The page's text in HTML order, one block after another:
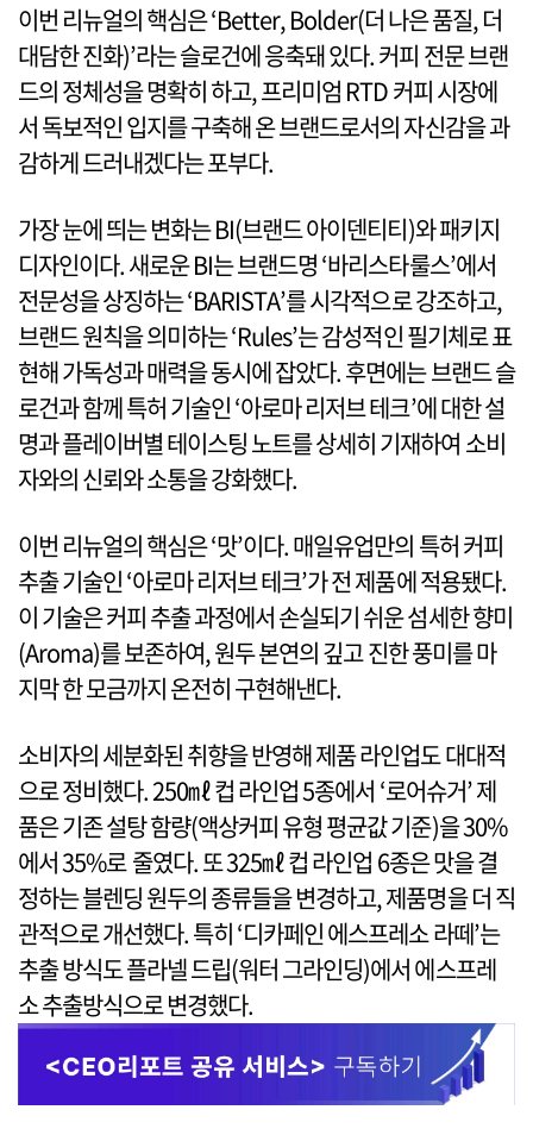
이번 리뉴얼의 핵심은 ‘Better, Bolder(더 나은 품질, 더
대담한 진화)’라는 슬로건에 응축돼 있다. 커피 전문 브랜
드의 정체성을 명확히 하고, 프리미엄 RTD 커피 시장에
서 독보적인 입지를 구축해 온 브랜드로서의 자신감을 과
감하게 드러내겠다는 포부다.
가장 눈에 띄는 변화는 BI(브랜드 아이덴티티)와 패키지
디자인이다. 새로운 BI는 브랜드명 ‘바리스타룰스’에서
전문성을 상징하는 ‘BARISTA’를 시각적으로 강조하고,
브랜드 원칙을 의미하는 ‘Rules’는 감성적인 필기체로 표
현해 가독성과 매력을 동시에 잡았다. 후면에는 브랜드 슬
로건과 함께 특허 기술인 ‘아로마 리저브 테크’에 대한 설
명과 플레이버별 테이스팅 노트를 상세히 기재하여 소비
자와의 신뢰와 소통을 강화했다.
이번 리뉴얼의 핵심은 ‘맛’이다. 매일유업만의 특허 커피
추출 기술인 ‘아로마 리저브 테크’가 전 제품에 적용됐다.
이 기술은 커피 추출 과정에서 손실되기 쉬운 섬세한 향미
(Aroma)를 보존하여, 원두 본연의 깊고 진한 풍미를 마
지막 한 모금까지 온전히 구현해낸다.
소비자의 세분화된 취향을 반영해 제품 라인업도 대대적
으로 정비했다. 250㎖ 컵 라인업 5종에서 ‘로어슈거’ 제
품은 기존 설탕 함량(액상커피 유형 평균값 기준)을 30%
에서 35%로 줄였다. 또 325㎖ 컵 라인업 6종은 맛을 결
정하는 블렌딩 원두의 종류들을 변경하고, 제품명을 더 직
관적으로 개선했다. 특히 ‘디카페인 에스프레소 라떼’는
추출 방식도 플라넬 드립(워터 그라인딩)에서 에스프레
소 추출방식으로 변경했다.